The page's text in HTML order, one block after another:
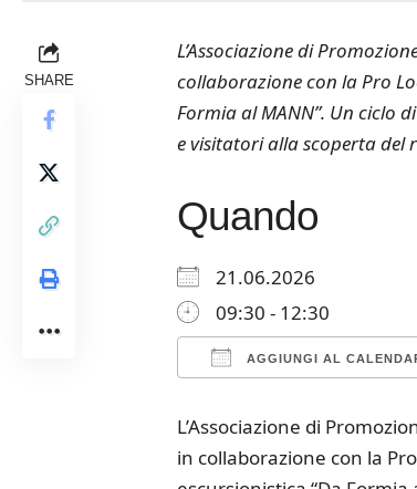
SHARE
L’Associazione di
collaborazione con la Pro
Formia al MANN”. Un ciclo
e visitatori alla scoperta del
Quando
21.06.2026
09:30 - 12:30
AGGIUNGI AL
L’Associazione di
in collaborazione con la